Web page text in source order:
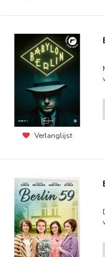
Verlanglijst